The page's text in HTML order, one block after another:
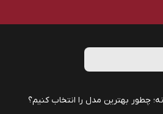
چطور بهترین مدل را انتخاب کنیم؟